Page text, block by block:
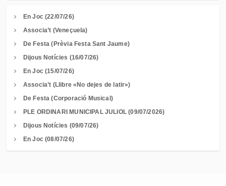
En Joc (22/07/26)
Associa’t (Veneçuela)
De Festa (Prèvia Festa Sant Jaume)
Dijous Notícies (16/07/26)
En Joc (15/07/26)
Associa’t (Llibre «No dejes de latir»)
De Festa (Corporació Musical)
PLE ORDINARI MUNICIPAL JULIOL (09/07/2026)
Dijous Notícies (09/07/26)
En Joc (08/07/26)